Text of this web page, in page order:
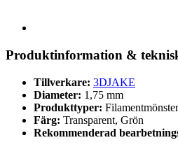
Produktinformation &
Tillverkare: 3DJAKE
Diameter: 1,75 mm
Produkttyper: Filamentmönster
Färg: Transparent, Grön
Rekommenderad